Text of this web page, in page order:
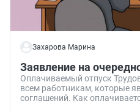
Захарова Марина
Заявление на
Оплачиваемый отпуск
всем работникам, которые
соглашений. Как